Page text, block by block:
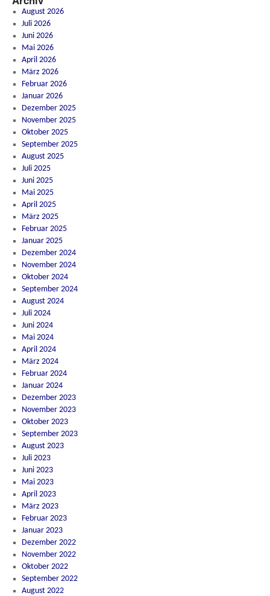
August 2026
Juli 2026
Juni 2026
Mai 2026
April 2026
März 2026
Februar 2026
Januar 2026
Dezember 2025
November 2025
Oktober 2025
September 2025
August 2025
Juli 2025
Juni 2025
Mai 2025
April 2025
März 2025
Februar 2025
Januar 2025
Dezember 2024
November 2024
Oktober 2024
September 2024
August 2024
Juli 2024
Juni 2024
Mai 2024
April 2024
März 2024
Februar 2024
Januar 2024
Dezember 2023
November 2023
Oktober 2023
September 2023
August 2023
Juli 2023
Juni 2023
Mai 2023
April 2023
März 2023
Februar 2023
Januar 2023
Dezember 2022
November 2022
Oktober 2022
September 2022
August 2022